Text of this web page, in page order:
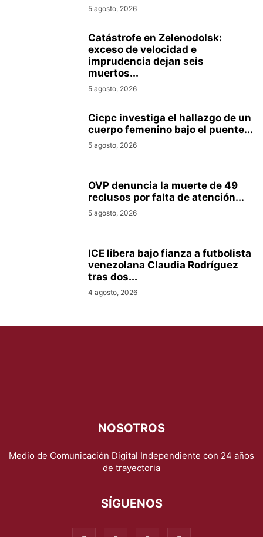
5 agosto, 2026
Catástrofe en Zelenodolsk:
exceso de velocidad e
imprudencia dejan seis
muertos...
5 agosto, 2026
Cicpc investiga el hallazgo de un
cuerpo femenino bajo el puente...
5 agosto, 2026
OVP denuncia la muerte de 49
reclusos por falta de atención...
5 agosto, 2026
ICE libera bajo fianza a futbolista
venezolana Claudia Rodríguez
tras dos...
4 agosto, 2026
NOSOTROS
Medio de Comunicación Digital Independiente con 24 años
de trayectoria
SÍGUENOS